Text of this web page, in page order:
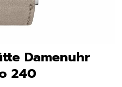
Damenuhr
240